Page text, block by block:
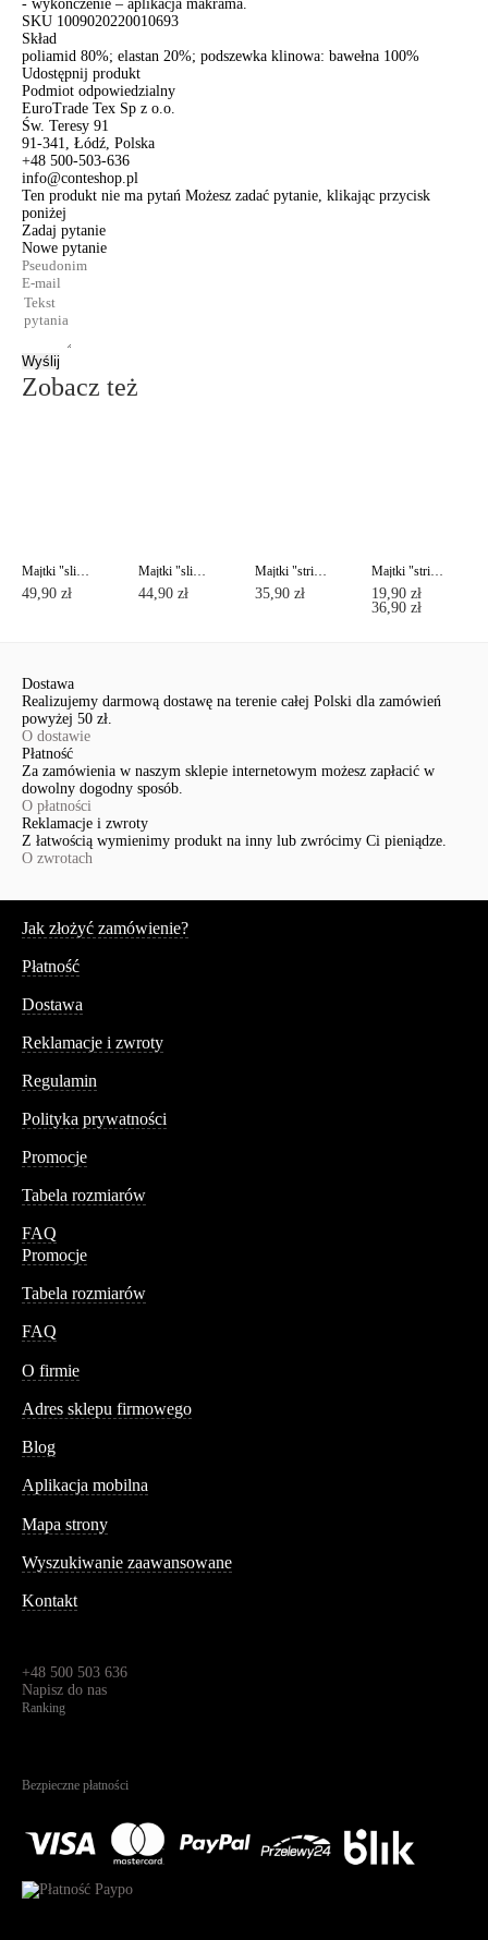
- wykończenie – aplikacja makrama.
SKU 1009020220010693
Skład
poliamid 80%; elastan 20%; podszewka klinowa: bawełna 100%
Udostępnij produkt
Podmiot odpowiedzialny
EuroTrade Tex Sp z o.o.
Św. Teresy 91
91-341, Łódź, Polska
+48 500-503-636
info@conteshop.pl
Ten produkt nie ma pytań Możesz zadać pytanie, klikając przycisk
poniżej
Zadaj pytanie
Nowe pytanie
Wyślij
Zobacz też
Majtki "slipy" DAY BY DAY RP0001
49,90 zł
Majtki "slipy" DAY BY DAY RP0002
44,90 zł
Majtki "stringi" DAY BY DAY RP0003
35,90 zł
Majtki "stringi" VOYAGE RP5016
19,90 zł
36,90 zł
Dostawa
Realizujemy darmową dostawę na terenie całej Polski dla zamówień
powyżej 50 zł.
O dostawie
Płatność
Za zamówienia w naszym sklepie internetowym możesz zapłacić w
dowolny dogodny sposób.
O płatności
Reklamacje i zwroty
Z łatwością wymienimy produkt na inny lub zwrócimy Ci pieniądze.
O zwrotach
Jak złożyć zamówienie?
Płatność
Dostawa
Reklamacje i zwroty
Regulamin
Polityka prywatności
Promocje
Tabela rozmiarów
FAQ
Promocje
Tabela rozmiarów
FAQ
O firmie
Adres sklepu firmowego
Blog
Aplikacja mobilna
Mapa strony
Wyszukiwanie zaawansowane
Kontakt
+48 500 503 636
Napisz do nas
Ranking
Bezpieczne płatności